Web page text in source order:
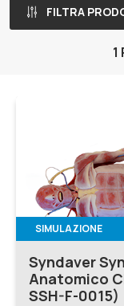
FILTRA
SIMULAZIONE
Syndaver
Anatomico
SSH-F-0015)